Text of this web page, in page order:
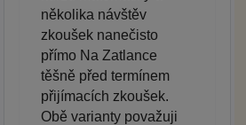
několika návštěv
zkoušek nanečisto
přímo Na Zatlance
těšně před termínem
přijímacích zkoušek.
Obě varianty považuji